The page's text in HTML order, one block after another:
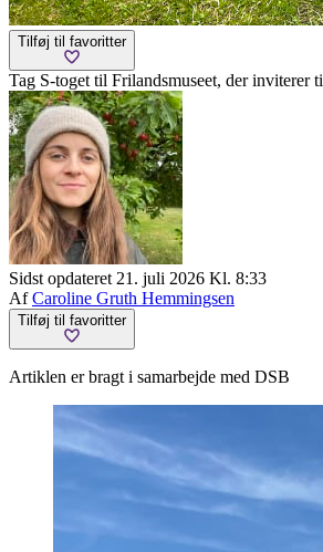
Tilføj til favoritter
Tag S-toget til Frilandsmuseet, der inviterer
Sidst opdateret 21. juli 2026 Kl. 8:33
AfCaroline Gruth Hemmingsen
Tilføj til favoritter
Artiklen er bragt i samarbejde med DSB